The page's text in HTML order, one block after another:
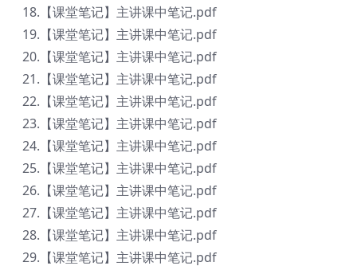
18.【课堂笔记】主讲课中笔记.pdf
19.【课堂笔记】主讲课中笔记.pdf
20.【课堂笔记】主讲课中笔记.pdf
21.【课堂笔记】主讲课中笔记.pdf
22.【课堂笔记】主讲课中笔记.pdf
23.【课堂笔记】主讲课中笔记.pdf
24.【课堂笔记】主讲课中笔记.pdf
25.【课堂笔记】主讲课中笔记.pdf
26.【课堂笔记】主讲课中笔记.pdf
27.【课堂笔记】主讲课中笔记.pdf
28.【课堂笔记】主讲课中笔记.pdf
29.【课堂笔记】主讲课中笔记.pdf